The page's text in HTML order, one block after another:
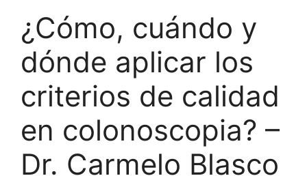
¿Cómo, cuándo y
dónde aplicar los
criterios de calidad
en colonoscopia? –
Dr. Carmelo Blasco